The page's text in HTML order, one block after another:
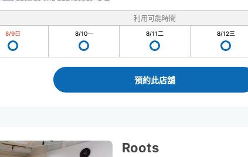
利用可能時間
8/9日 8/10一 8/11二 8/12三
預約此店舖
Roots